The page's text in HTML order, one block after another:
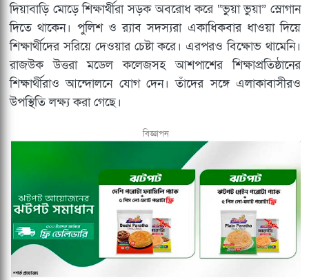
দিয়াবাড়ি মোড়ে শিক্ষার্থীরা সড়ক অবরোধ করে “ভুয়া ভুয়া” স্লোগান
দিতে থাকেন। পুলিশ ও র‍্যাব সদস্যরা একাধিকবার ধাওয়া দিয়ে
শিক্ষার্থীদের সরিয়ে দেওয়ার চেষ্টা করে। এরপরও বিক্ষোভ থামেনি।
রাজউক উত্তরা মডেল কলেজসহ আশপাশের শিক্ষাপ্রতিষ্ঠানের
শিক্ষার্থীরাও আন্দোলনে যোগ দেন। তাঁদের সঙ্গে এলাকাবাসীরও
উপস্থিতি লক্ষ্য করা গেছে।
বিজ্ঞাপন